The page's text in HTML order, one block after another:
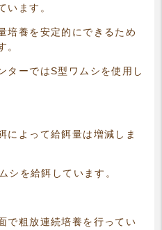
います。
培養を安定的にできるため
。
ターではS型ワムシを使用し
によって給餌量は増減しま
シを給餌しています。
で粗放連続培養を行ってい